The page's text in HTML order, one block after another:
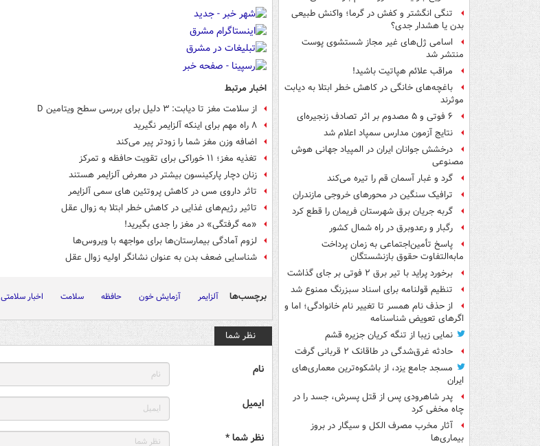
تنگی انگشتر و کفش در گرما؛ واکنش طبیعی
بدن یا هشدار جدی؟
اسامی ژل‌های غیر مجاز شستشوی پوست
منتشر شد
مراقب علائم هپاتیت باشید!
باغچه‌های خانگی در کاهش خطر ابتلا به دیابت
موثرند
۶ فوتی و ۵ مصدوم بر اثر تصادف زنجیره‌ای
نتایج آزمون مدارس سمپاد اعلام شد
درخشش جوانان ایران در المپیاد جهانی هوش
مصنوعی
گرد و غبار آسمان قم را تیره می‌کند
ترافیک سنگین در محورهای خروجی مازندران
گربه جریان برق شهرستان فریمان را قطع کرد
رگبار و رعدوبرق در راه شمال کشور
پاسخ تأمین‌اجتماعی به زمان پرداخت
مابه‌التفاوت حقوق بازنشستگان
برخورد پراید با تیر برق ۲ فوتی بر جای گذاشت
تنظیم قولنامه برای اسناد سبزرنگ ممنوع شد
از حذف نام همسر تا تغییر نام خانوادگی؛ اما و
اگرهای تعویض شناسنامه
نمایی زیبا از تنگه کریان جزیره قشم
حادثه غرق‌شدگی در طاقانک ۲ قربانی گرفت
مسجد جامع یزد، از باشکوه‌ترین معماری‌های
ایران
پدر شاهرودی پس از قتل پسرش، جسد را در
چاه مخفی کرد
آثار مخرب مصرف الکل و سیگار در بروز
بیماری‌ها
اخبار مرتبط
از سلامت مغز تا دیابت: ۳ دلیل برای بررسی سطح ویتامین D
۸ راه مهم برای اینکه آلزایمر نگیرید
اضافه وزن مغز شما را زودتر پیر می‌کند
تغذیه مغز؛ ۱۱ خوراکی برای تقویت حافظه و تمرکز
زنان دچار پارکینسون بیشتر در معرض آلزایمر هستند
تاثر داروی مس در کاهش پروتئین های سمی آلزایمر
تاثیر رژیم‌های غذایی در کاهش خطر ابتلا به زوال عقل
«مه گرفتگی» در مغز را جدی بگیرید!
لزوم آمادگی بیمارستان‌ها برای مواجهه با ویروس‌ها
شناسایی ضعف بدن به عنوان نشانگر اولیه زوال عقل
برچسب‌ها آلزایمر آزمایش خون حافظه سلامت اخبار سلامتی
نظر شما
نام
ایمیل
نظر شما *